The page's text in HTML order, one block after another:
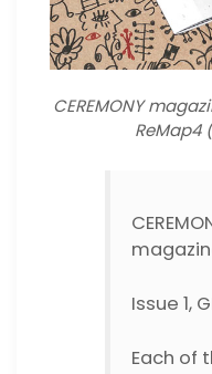
CEREMONY
ReMap4
Issue 1,
Each of